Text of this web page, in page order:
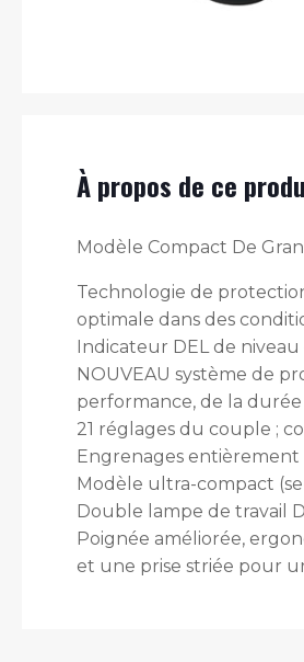
À propos de ce
Modèle Compact De
Technologie de
optimale dans des
Indicateur DEL de
NOUVEAU système de
performance, de la
21 réglages du couple ;
Engrenages entièrement
Modèle ultra-compact
Double lampe de travail
Poignée améliorée,
et une prise striée pour